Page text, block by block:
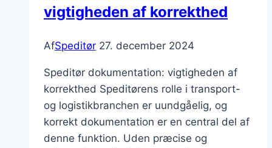
vigtigheden af korrekthed
AfSpeditør 27. december 2024
Speditør dokumentation: vigtigheden af
korrekthed Speditørens rolle i transport-
og logistikbranchen er uundgåelig, og
korrekt dokumentation er en central del af
denne funktion. Uden præcise og